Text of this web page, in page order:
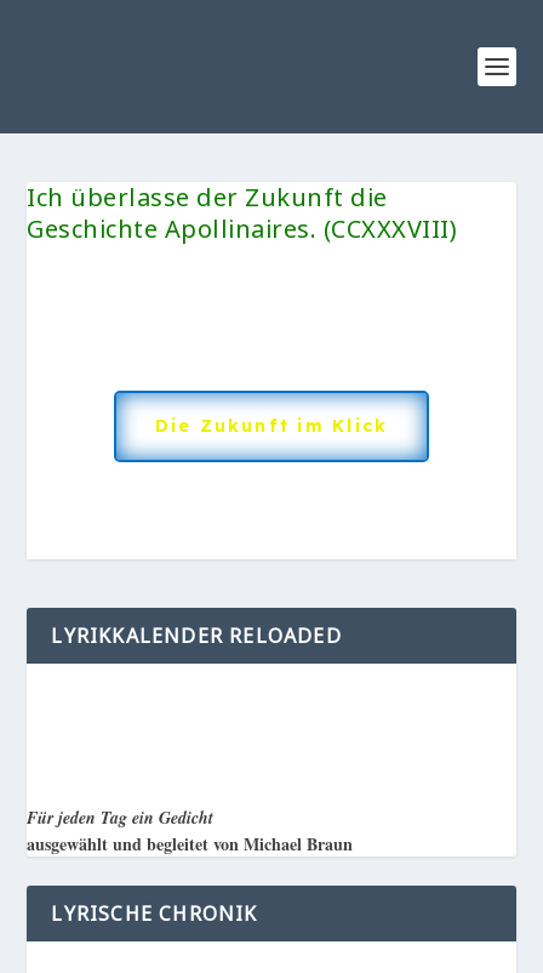
Ich überlasse der Zukunft die
Geschichte Apollinaires. (CCXXXVIII)
Die Zukunft im Klick
LYRIKKALENDER RELOADED
Für jeden Tag ein Gedicht
ausgewählt und begleitet von Michael Braun
LYRISCHE CHRONIK